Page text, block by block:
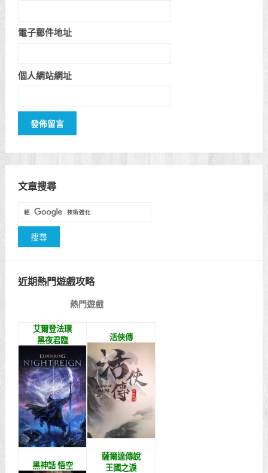
電子郵件地址
個人網站網址
文章搜尋
近期熱門遊戲攻略
熱門遊戲
艾爾登法環
黑夜君臨
活俠傳
黑神話 悟空
薩爾達傳說
王國之淚